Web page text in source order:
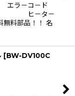
ラ－コ－ド
他 ヒ－タ－
料部品！！ 名
[BW-DV100C